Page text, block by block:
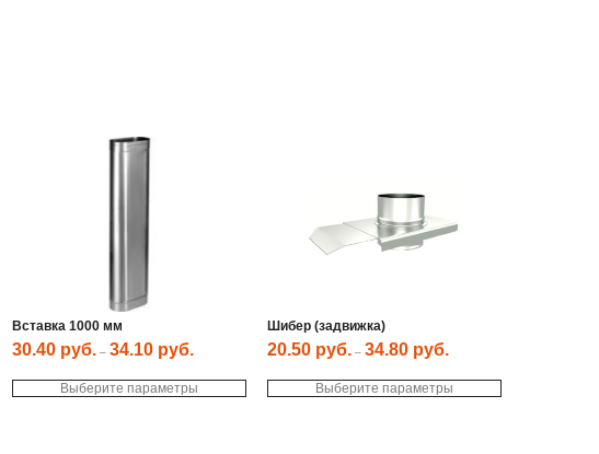
Вставка 1000 мм
30.40 руб. –34.10 руб.
Выберите параметры
Шибер (задвижка)
20.50 руб. –34.80 руб.
Выберите параметры